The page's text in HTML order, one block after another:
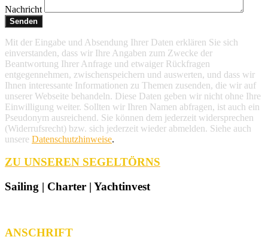
Nachricht
Mit der Eingabe und Absendung Ihrer Daten erklären Sie sich
einverstanden, dass wir Ihre Angaben zum Zwecke der
Beantwortung Ihrer Anfrage und etwaiger Rückfragen
entgegennehmen, zwischenspeichern und auswerten, und dass wir
Ihnen interessante Informationen zu Themen zusenden, die wir auf
unserer Webseite behandeln. Diese Daten geben wir nicht ohne Ihre
Einwilligung weiter. Sollten wir Ihren Namen abfragen, ist auch ein
Pseudonym ausreichend. Sie können dem jederzeit widersprechen
(Widerrufsrecht) bzw. sich jederzeit wieder abmelden. Siehe auch
unsere Datenschutzhinweise.
ZU UNSEREN SEGELTÖRNS
Sailing | Charter | Yachtinvest
ANSCHRIFT